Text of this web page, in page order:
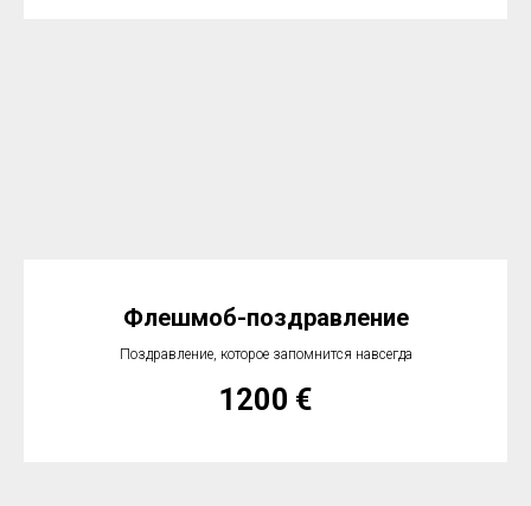
Флешмоб-поздравление
Поздравление, которое запомнится навсегда
1200 €